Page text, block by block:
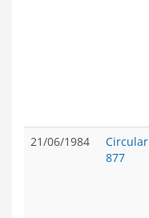
21/06/1984
Circular
877